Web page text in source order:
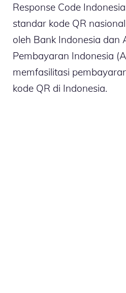
Response Code
standar kode QR
oleh Bank Indonesia dan
Pembayaran Indonesia
memfasilitasi
kode QR di Indonesia.